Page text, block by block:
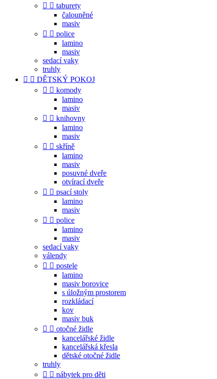
  taburety
čalouněné
masiv
  police
lamino
masiv
sedací vaky
truhly
  DĚTSKÝ POKOJ
  komody
lamino
masiv
  knihovny
lamino
masiv
  skříně
lamino
masiv
posuvné dveře
otvírací dveře
  psací stoly
lamino
masiv
  police
lamino
masiv
sedací vaky
válendy
  postele
lamino
masiv borovice
s úložným prostorem
rozkládací
kov
masiv buk
  otočné židle
kancelářské židle
kancelářská křesla
dětské otočné židle
truhly
  nábytek pro děti